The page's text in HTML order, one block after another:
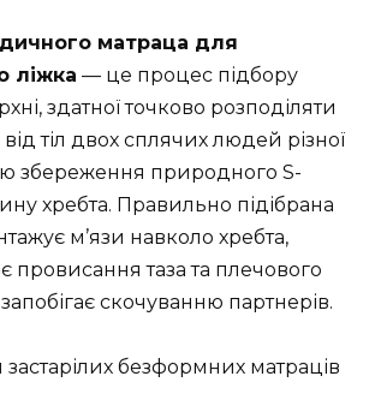
матраца для
ліжка — це процес підбору
здатної точково розподіляти
тіл двох сплячих людей різної
збереження природного S-
хребта. Правильно підібрана
м’язи навколо хребта,
таза та плечового
скочуванню партнерів.
безформних матраців